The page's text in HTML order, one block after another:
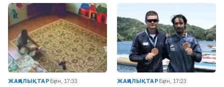
ЖАҢАЛЫҚТАР Бүгін, 17:33 ЖАҢАЛЫҚТАР Бүгін, 17:23